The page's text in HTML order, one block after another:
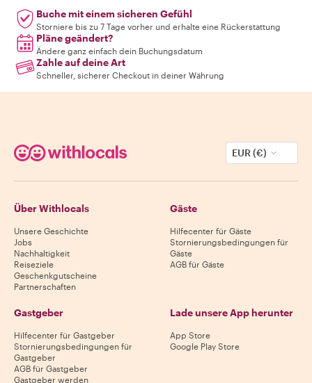
Buche mit einem sicheren Gefühl
Storniere bis zu 7 Tage vorher und erhalte eine Rückerstattung
Pläne geändert?
Ändere ganz einfach dein Buchungsdatum
Zahle auf deine Art
Schneller, sicherer Checkout in deiner Währung
EUR (€)
Über Withlocals
Unsere Geschichte
Jobs
Nachhaltigkeit
Reiseziele
Geschenkgutscheine
Partnerschaften
Gäste
Hilfecenter für Gäste
Stornierungsbedingungen für
Gäste
AGB für Gäste
Gastgeber
Hilfecenter für Gastgeber
Stornierungsbedingungen für
Gastgeber
AGB für Gastgeber
Gastgeber werden
Lade unsere App herunter
App Store
Google Play Store